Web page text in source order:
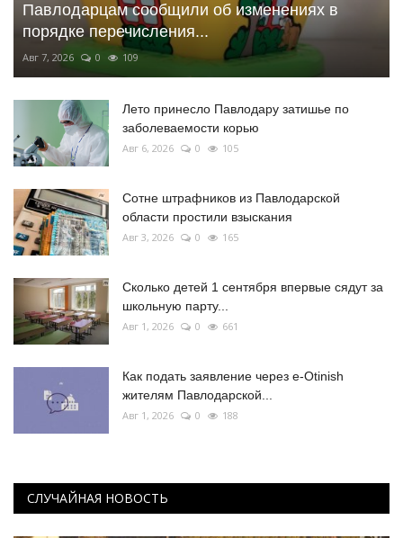
Павлодарцам сообщили об изменениях в
порядке перечисления...
Авг 7, 2026 0 109
Лето принесло Павлодару затишье по
заболеваемости корью
Авг 6, 2026 0 105
Сотне штрафников из Павлодарской
области простили взыскания
Авг 3, 2026 0 165
Сколько детей 1 сентября впервые сядут за
школьную парту...
Авг 1, 2026 0 661
Как подать заявление через e-Otinish
жителям Павлодарской...
Авг 1, 2026 0 188
СЛУЧАЙНАЯ НОВОСТЬ